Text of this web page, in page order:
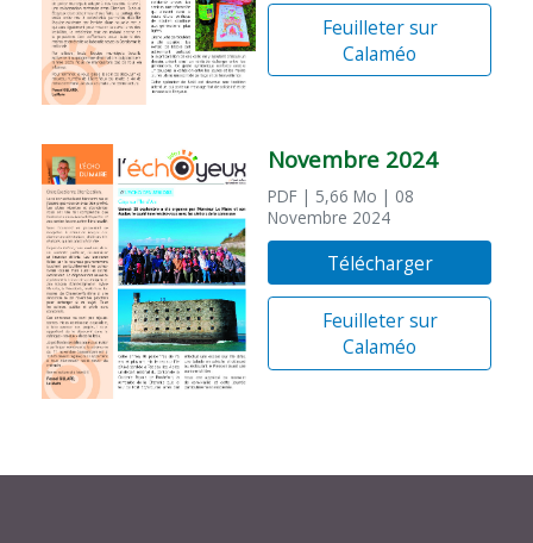
Feuilleter sur
Calaméo
Novembre 2024
PDF | 5,66 Mo | 08
Novembre 2024
Télécharger
Feuilleter sur
Calaméo